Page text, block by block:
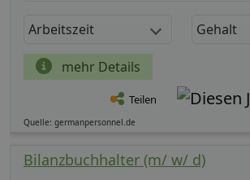
Arbeitszeit Gehalt
mehr Details
Teilen
Quelle: germanpersonnel.de
Bilanzbuchhalter (m/ w/ d)